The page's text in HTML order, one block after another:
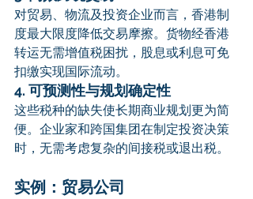
对贸易、物流及投资企业而言，香港制
度最大限度降低交易摩擦。货物经香港
转运无需增值税困扰，股息或利息可免
扣缴实现国际流动。
4. 可预测性与规划确定性
这些税种的缺失使长期商业规划更为简
便。企业家和跨国集团在制定投资决策
时，无需考虑复杂的间接税或退出税。
实例：贸易公司